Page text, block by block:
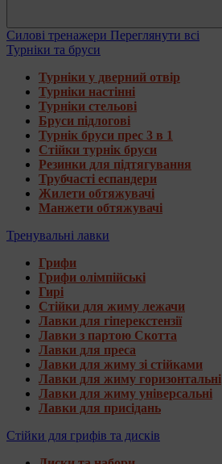
Силові тренажери Переглянути всі
Турніки та бруси
Турніки у дверний отвір
Турніки настінні
Турніки стельові
Бруси підлогові
Турнік бруси прес 3 в 1
Стійки турнік бруси
Резинки для підтягування
Трубчасті еспандери
Жилети обтяжувачі
Манжети обтяжувачі
Тренувальні лавки
Грифи
Грифи олімпійські
Гирі
Стійки для жиму лежачи
Лавки для гіперекстензії
Лавки з партою Скотта
Лавки для преса
Лавки для жиму зі стійками
Лавки для жиму горизонтальні
Лавки для жиму універсальні
Лавки для присідань
Стійки для грифів та дисків